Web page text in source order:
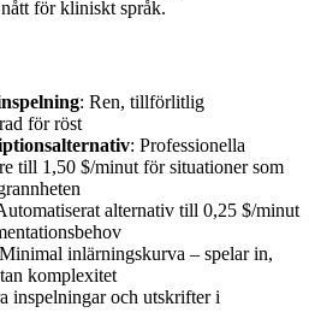
för kliniskt språk.
: Ren, tillförlitlig
för röst
: Professionella
till 1,50 $/minut för situationer som
alternativ till 0,25 $/minut
inlärningskurva – spelar in,
komplexitet
inspelningar och utskrifter i